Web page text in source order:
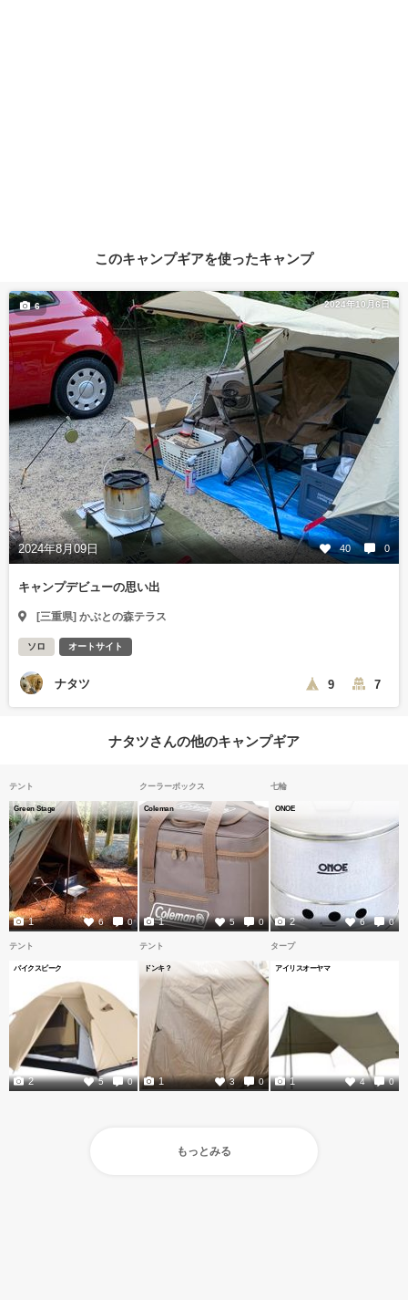
このキャンプギアを使ったキャンプ
2024年10月6日
2024年8月09日 40 0
6
キャンプデビューの思い出
[三重県] かぶとの森テラス
ソロ オートサイト
ナタツ 9 7
ナタツさんの他のキャンプギア
テント
Green Stage
6 0
1
クーラーボックス
Coleman
5 0
1
七輪
ONOE
6 0
2
テント
パイクスピーク
5 0
2
テント
ドンキ？
3 0
1
タープ
アイリスオーヤマ
4 0
1
もっとみる